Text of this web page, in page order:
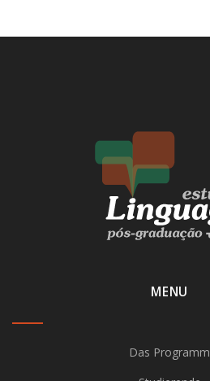
MENU
Das Programm